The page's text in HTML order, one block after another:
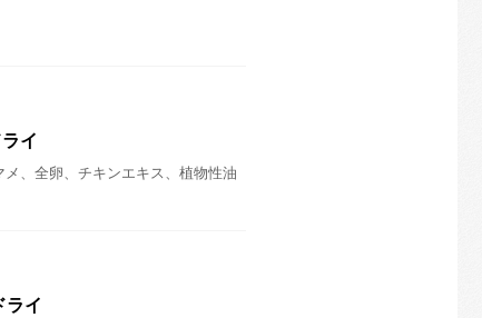
イ
、全卵、チキンエキス、植物性油
ライ